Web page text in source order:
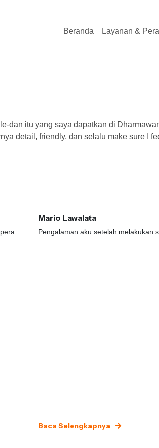
Beranda Layanan &
dan itu yang saya dapatkan di
detail, friendly, dan selalu make sure I
Mario Lawalata
Pengalaman aku setelah melakukan
Baca Selengkapnya